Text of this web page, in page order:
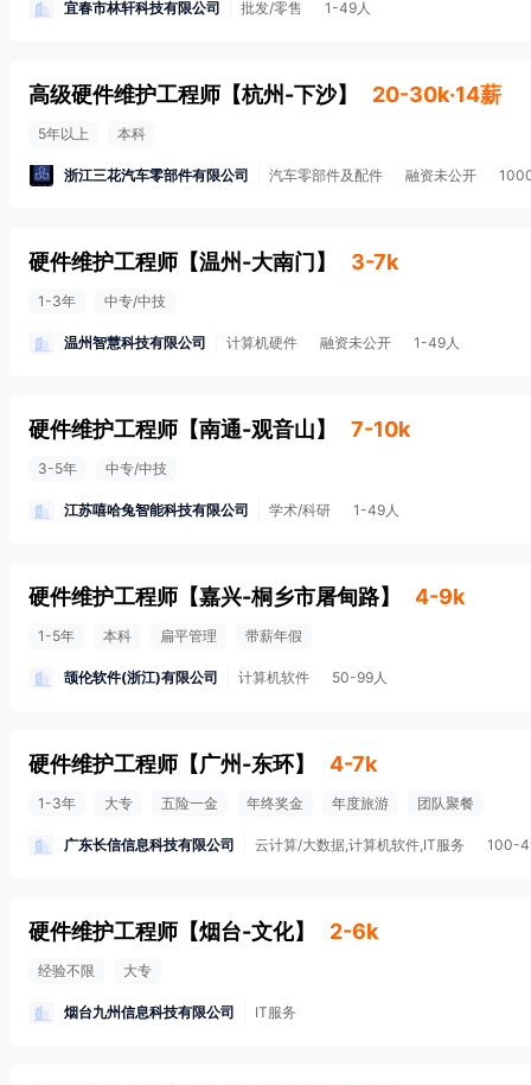
宜春市林轩科技有限公司 批发/零售 1-49人
高级硬件维护工程师 【杭州-下沙】 20-30k·14薪
5年以上 本科
浙江三花汽车零部件有限公司 汽车零部件及配件 融资未公开
硬件维护工程师 【温州-大南门 】 3-7k
1-3年 中专/中技
温州智慧科技有限公司 计算机硬件 融资未公开 1-49人
硬件维护工程师 【南通-观音山】 7-10k
3-5年 中专/中技
江苏嘻哈兔智能科技有限公司 学术/科研 1-49人
硬件维护工程师 【嘉兴-桐乡市屠甸路】 4-9k
1-5年 本科 扁平管理 带薪年假
颉伦软件(浙江)有限公司 计算机软件 50-99人
硬件维护工程师 【广州-东环】 4-7k
1-3年 大专 五险一金 年终奖金 年度旅游 团队聚餐
广东长信信息科技有限公司 云计算/大数据,计算机软件,IT服务 100-
硬件维护工程师 【烟台-文化】 2-6k
经验不限 大专
烟台九州信息科技有限公司 IT服务